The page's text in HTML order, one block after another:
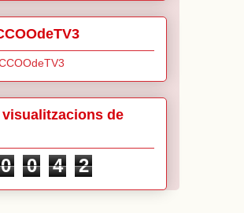
visualitzacions de
0 0 4 2